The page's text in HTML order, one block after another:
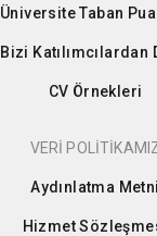
Üniversite Taban
Bizi Katılımcılardan
CV Örnekleri
VERİ
Aydınlatma Metni
Hizmet